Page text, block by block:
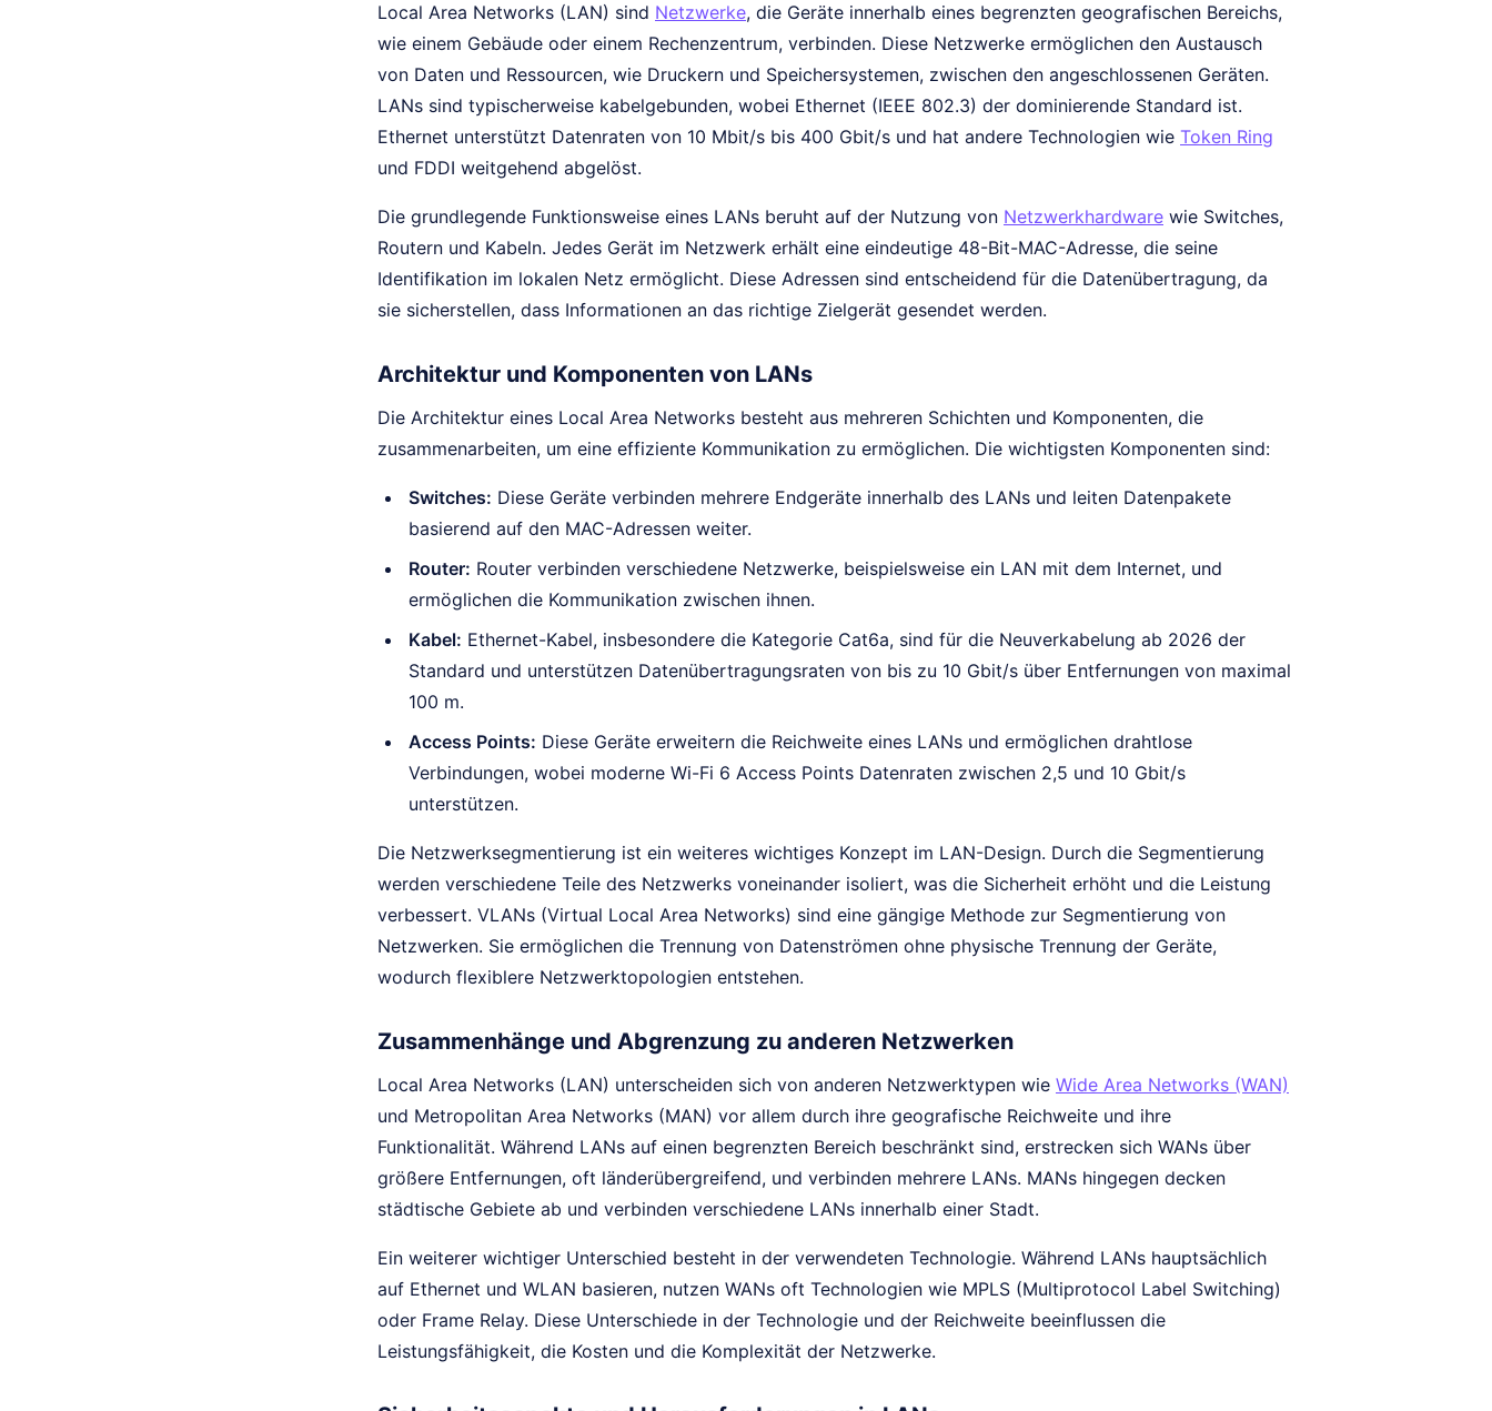
Local Area Networks (LAN) sind Netzwerke, die Geräte innerhalb eines begrenzten geografischen Bereichs,
wie einem Gebäude oder einem Rechenzentrum, verbinden. Diese Netzwerke ermöglichen den Austausch
von Daten und Ressourcen, wie Druckern und Speichersystemen, zwischen den angeschlossenen Geräten.
LANs sind typischerweise kabelgebunden, wobei Ethernet (IEEE 802.3) der dominierende Standard ist.
Ethernet unterstützt Datenraten von 10 Mbit/s bis 400 Gbit/s und hat andere Technologien wie Token Ring
und FDDI weitgehend abgelöst.
Die grundlegende Funktionsweise eines LANs beruht auf der Nutzung von Netzwerkhardware wie Switches,
Routern und Kabeln. Jedes Gerät im Netzwerk erhält eine eindeutige 48-Bit-MAC-Adresse, die seine
Identifikation im lokalen Netz ermöglicht. Diese Adressen sind entscheidend für die Datenübertragung, da
sie sicherstellen, dass Informationen an das richtige Zielgerät gesendet werden.
Architektur und Komponenten von LANs
Die Architektur eines Local Area Networks besteht aus mehreren Schichten und Komponenten, die
zusammenarbeiten, um eine effiziente Kommunikation zu ermöglichen. Die wichtigsten Komponenten sind:
Switches: Diese Geräte verbinden mehrere Endgeräte innerhalb des LANs und leiten Datenpakete
basierend auf den MAC-Adressen weiter.
Router: Router verbinden verschiedene Netzwerke, beispielsweise ein LAN mit dem Internet, und
ermöglichen die Kommunikation zwischen ihnen.
Kabel: Ethernet-Kabel, insbesondere die Kategorie Cat6a, sind für die Neuverkabelung ab 2026 der
Standard und unterstützen Datenübertragungsraten von bis zu 10 Gbit/s über Entfernungen von maximal
100 m.
Access Points: Diese Geräte erweitern die Reichweite eines LANs und ermöglichen drahtlose
Verbindungen, wobei moderne Wi-Fi 6 Access Points Datenraten zwischen 2,5 und 10 Gbit/s
unterstützen.
Die Netzwerksegmentierung ist ein weiteres wichtiges Konzept im LAN-Design. Durch die Segmentierung
werden verschiedene Teile des Netzwerks voneinander isoliert, was die Sicherheit erhöht und die Leistung
verbessert. VLANs (Virtual Local Area Networks) sind eine gängige Methode zur Segmentierung von
Netzwerken. Sie ermöglichen die Trennung von Datenströmen ohne physische Trennung der Geräte,
wodurch flexiblere Netzwerktopologien entstehen.
Zusammenhänge und Abgrenzung zu anderen Netzwerken
Local Area Networks (LAN) unterscheiden sich von anderen Netzwerktypen wie Wide Area Networks (WAN)
und Metropolitan Area Networks (MAN) vor allem durch ihre geografische Reichweite und ihre
Funktionalität. Während LANs auf einen begrenzten Bereich beschränkt sind, erstrecken sich WANs über
größere Entfernungen, oft länderübergreifend, und verbinden mehrere LANs. MANs hingegen decken
städtische Gebiete ab und verbinden verschiedene LANs innerhalb einer Stadt.
Ein weiterer wichtiger Unterschied besteht in der verwendeten Technologie. Während LANs hauptsächlich
auf Ethernet und WLAN basieren, nutzen WANs oft Technologien wie MPLS (Multiprotocol Label Switching)
oder Frame Relay. Diese Unterschiede in der Technologie und der Reichweite beeinflussen die
Leistungsfähigkeit, die Kosten und die Komplexität der Netzwerke.